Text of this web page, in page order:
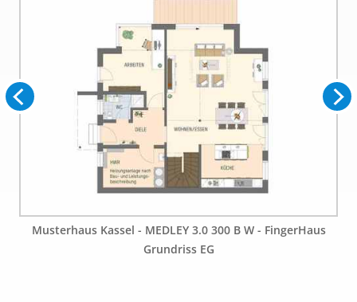
Musterhaus Kassel - MEDLEY 3.0 300 B W - FingerHaus
Grundriss EG